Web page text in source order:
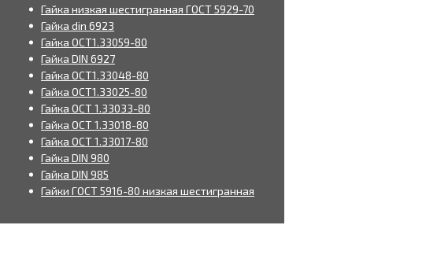
Гайка низкая шестигранная ГОСТ 5929-70
Гайка din 6923
Гайка ОСТ1.33059-80
Гайка DIN 6927
Гайка ОСТ1.33048-80
Гайка ОСТ1.33025-80
Гайка ОСТ 1.33033-80
Гайка ОСТ 1.33018-80
Гайка ОСТ 1.33017-80
Гайка DIN 980
Гайка DIN 985
Гайки ГОСТ 5916-80 низкая шестигранная